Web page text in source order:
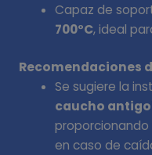
Capaz de
700°C, ideal
Recomendaciones
Se sugiere la
caucho
en caso de